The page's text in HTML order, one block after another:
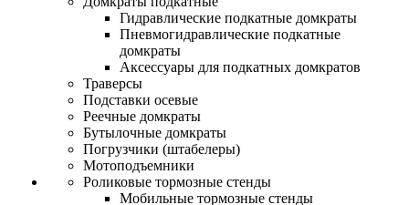
Гидравлические подкатные домкраты
Пневмогидравлические подкатные
домкраты
Аксессуары для подкатных домкратов
Траверсы
Подставки осевые
Реечные домкраты
Бутылочные домкраты
Погрузчики (штабелеры)
Мотоподъемники
Роликовые тормозные стенды
Мобильные тормозные стенды